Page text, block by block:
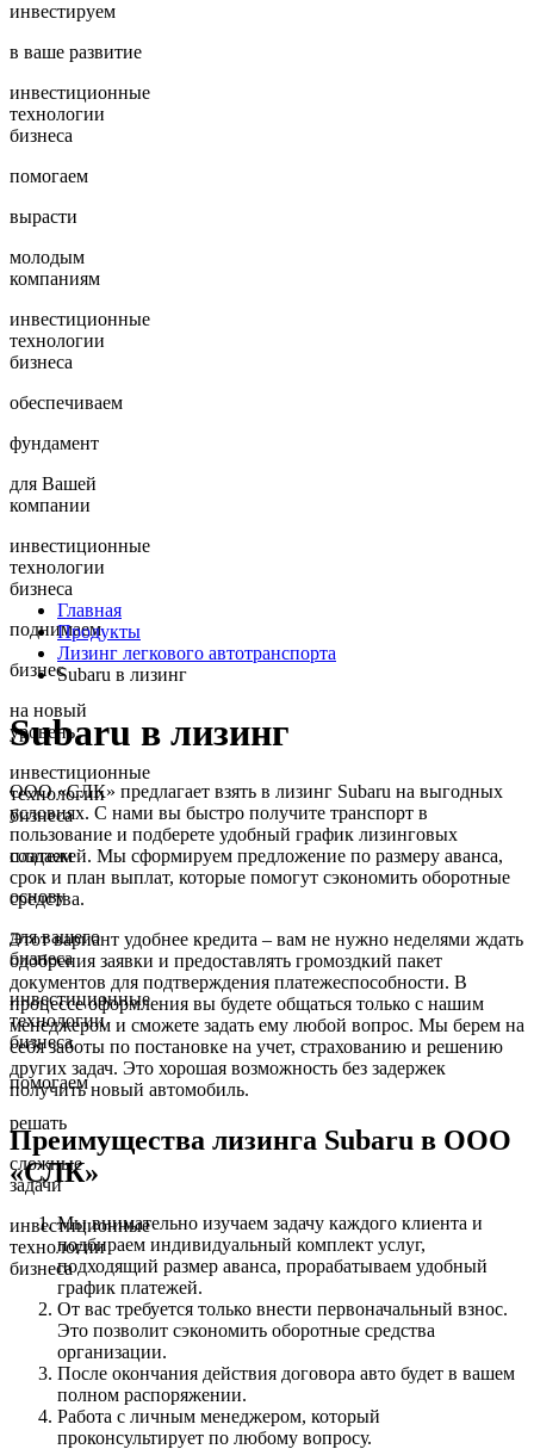
инвестируем
в ваше развитие
инвестиционные
технологии
бизнеса
помогаем
вырасти
молодым
компаниям
инвестиционные
технологии
бизнеса
обеспечиваем
фундамент
для Вашей
компании
инвестиционные
технологии
бизнеса
поднимаем
бизнес
на новый
уровень
инвестиционные
технологии
бизнеса
создаем
основу
для вашего
бизнеса
инвестиционные
технологии
бизнеса
помогаем
решать
сложные
задачи
инвестиционные
технологии
бизнеса
Главная
Продукты
Лизинг легкового автотранспорта
Subaru в лизинг
Subaru в лизинг
ООО «СЛК» предлагает взять в лизинг Subaru на выгодных
условиях. С нами вы быстро получите транспорт в
пользование и подберете удобный график лизинговых
платежей. Мы сформируем предложение по размеру аванса,
срок и план выплат, которые помогут сэкономить оборотные
средства.
Этот вариант удобнее кредита – вам не нужно неделями ждать
одобрения заявки и предоставлять громоздкий пакет
документов для подтверждения платежеспособности. В
процессе оформления вы будете общаться только с нашим
менеджером и сможете задать ему любой вопрос. Мы берем на
себя заботы по постановке на учет, страхованию и решению
других задач. Это хорошая возможность без задержек
получить новый автомобиль.
Преимущества лизинга Subaru в ООО
«СЛК»
Мы внимательно изучаем задачу каждого клиента и
подбираем индивидуальный комплект услуг,
подходящий размер аванса, прорабатываем удобный
график платежей.
От вас требуется только внести первоначальный взнос.
Это позволит сэкономить оборотные средства
организации.
После окончания действия договора авто будет в вашем
полном распоряжении.
Работа с личным менеджером, который
проконсультирует по любому вопросу.